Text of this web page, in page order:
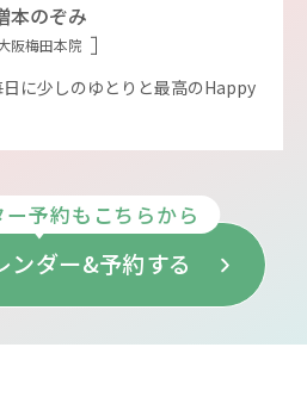
本のぞみ
阪梅田本院
に少しのゆとりと最高のHappy
予約もこちらから
ンダー&予約する